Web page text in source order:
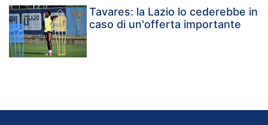
Tavares: la Lazio lo cederebbe in
caso di un'offerta importante